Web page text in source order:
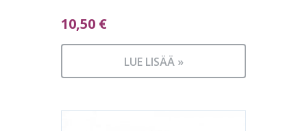
10,50 €
LUE LISÄÄ »